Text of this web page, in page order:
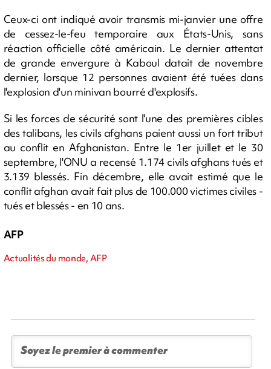
Ceux-ci ont indiqué avoir transmis mi-janvier une offre
de cessez-le-feu temporaire aux États-Unis, sans
réaction officielle côté américain. Le dernier attentat
de grande envergure à Kaboul datait de novembre
dernier, lorsque 12 personnes avaient été tuées dans
l'explosion d'un minivan bourré d'explosifs.
Si les forces de sécurité sont l'une des premières cibles
des talibans, les civils afghans paient aussi un fort tribut
au conflit en Afghanistan. Entre le 1er juillet et le 30
septembre, l'ONU a recensé 1.174 civils afghans tués et
3.139 blessés. Fin décembre, elle avait estimé que le
conflit afghan avait fait plus de 100.000 victimes civiles -
tués et blessés - en 10 ans.
AFP
Actualités du monde, AFP